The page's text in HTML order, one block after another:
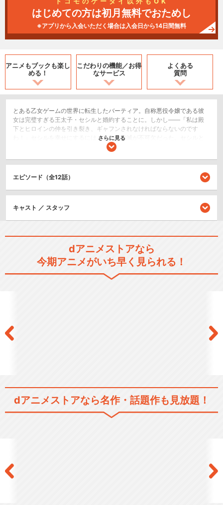
はじめての方は初月無料でおためし
※アプリから入会いただく場合は入会日から14日間無料
アニメもブックも楽し
める！
こだわりの機能／お得
なサービス
よくある
質問
とある乙女ゲームの世界に転生したバーティア。自称悪役令嬢である彼
女は完璧すぎる王太子・セシルと婚約することに。しかし――「私は殿
下とヒロインの仲を引き裂き、ギャフンされなければならないのです
わ！」セシルを幸せにするには、自身の破滅が不可欠だった。セシルと
『運命の乙女（ヒロイン）』が結ばれるルートで、悪の華となって散る
――！？天真爛漫なバーティアの姿に、日々を退屈に過ごしていたセシ
ルの心は次第に動かされていく。これは彼女の暴走と奮闘を記した、セ
シルによる婚約者の観察記録。
恋愛/ラブコメ
さらに見る
エピソード（全12話）
キャスト ／ スタッフ
dアニメストアなら
今期アニメがいち早く見られる！
dアニメストアなら名作・話題作も見放題！